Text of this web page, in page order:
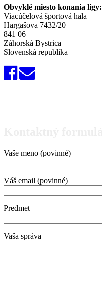
Obvyklé miesto konania ligy:
Viacúčelová športová hala
Hargašova 7432/20
841 06
Záhorská Bystrica
Slovenská republika
Vaše meno (povinné)
Váš email (povinné)
Predmet
Vaša správa